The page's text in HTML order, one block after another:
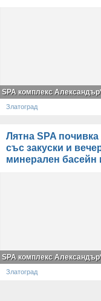
SPA комплекс
Златоград
Лятна SPA
със закуски и
минерален басейн
SPA комплекс
Златоград